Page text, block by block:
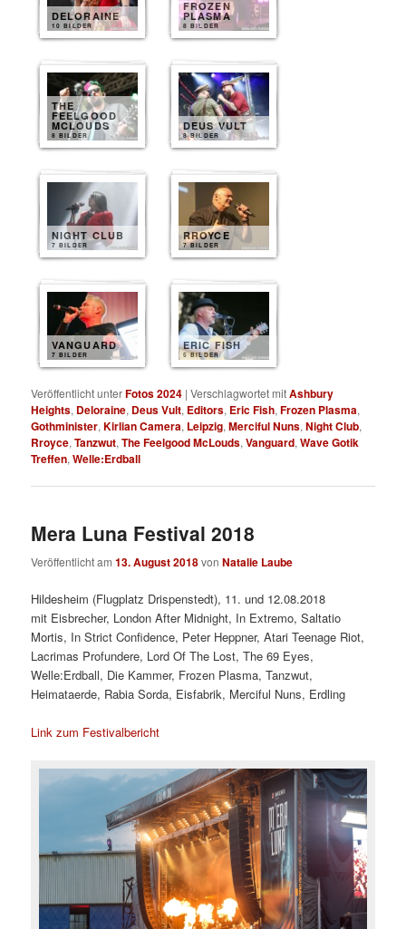
DELORAINE
10 BILDER
FROZEN
PLASMA
8 BILDER
THE
FEELGOOD
MCLOUDS
8 BILDER
DEUS VULT
8 BILDER
NIGHT CLUB
7 BILDER
RROYCE
7 BILDER
VANGUARD
7 BILDER
ERIC FISH
5 BILDER
Veröffentlicht unterFotos 2024 |Verschlagwortet mitAshbury
Heights, Deloraine, Deus Vult, Editors, Eric Fish,Frozen Plasma,
Gothminister,Kirlian Camera, Leipzig,Merciful Nuns,Night Club,
Rroyce,Tanzwut,The Feelgood McLouds,Vanguard,Wave Gotik
Treffen,Welle:Erdball
Mera Luna Festival 2018
Veröffentlicht am13. August 2018vonNatalie Laube
Hildesheim (Flugplatz Drispenstedt), 11. und 12.08.2018
mit Eisbrecher, London After Midnight, In Extremo, Saltatio
Mortis, In Strict Confidence, Peter Heppner, Atari Teenage Riot,
Lacrimas Profundere, Lord Of The Lost, The 69 Eyes,
Welle:Erdball, Die Kammer, Frozen Plasma, Tanzwut,
Heimataerde, Rabia Sorda, Eisfabrik, Merciful Nuns, Erdling
Link zum Festivalbericht